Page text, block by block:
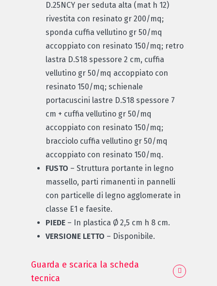
D.25NCY per seduta alta (mat h 12)
rivestita con resinato gr 200/mq;
sponda cuffia vellutino gr 50/mq
accoppiato con resinato 150/mq; retro
lastra D.S18 spessore 2 cm, cuffia
vellutino gr 50/mq accoppiato con
resinato 150/mq; schienale
portacuscini lastre D.S18 spessore 7
cm + cuffia vellutino gr 50/mq
accoppiato con resinato 150/mq;
bracciolo cuffia vellutino gr 50/mq
accoppiato con resinato 150/mq.
FUSTO – Struttura portante in legno
massello, parti rimanenti in pannelli
con particelle di legno agglomerate in
classe E1 e faesite.
PIEDE – In plastica Ø 2,5 cm h 8 cm.
VERSIONE LETTO – Disponibile.
Guarda e scarica la scheda
tecnica